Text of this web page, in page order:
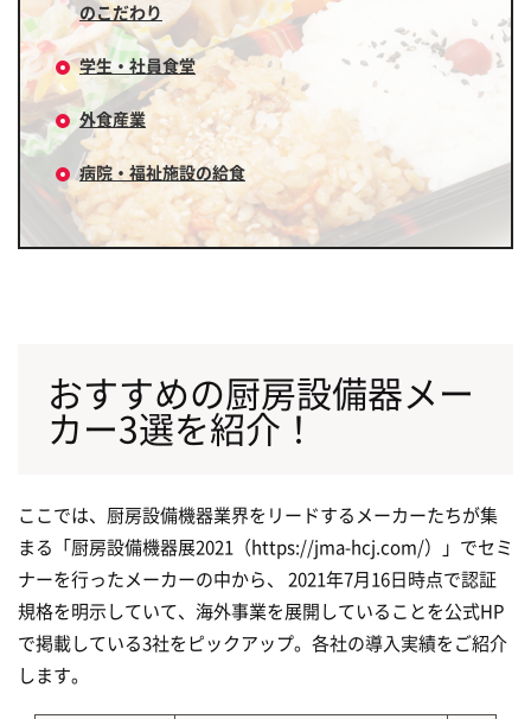
のこだわり
学生・社員食堂
外食産業
病院・福祉施設の給食
おすすめの厨房設備器メー
カー3選を紹介！
ここでは、厨房設備機器業界をリードするメーカーたちが集
まる「厨房設備機器展2021（https://jma-hcj.com/）」でセミ
ナーを行ったメーカーの中から、 2021年7月16日時点で認証
規格を明示していて、海外事業を展開していることを公式HP
で掲載している3社をピックアップ。各社の導入実績をご紹介
します。